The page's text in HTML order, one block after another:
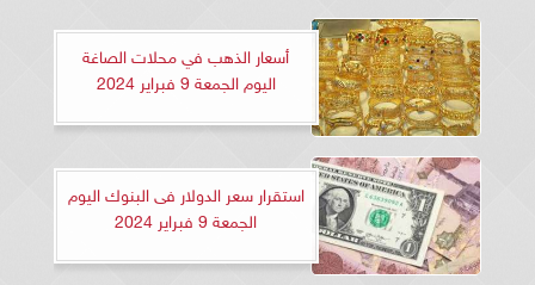
أسعار الذهب في محلات الصاغة
اليوم الجمعة 9 فبراير 2024
استقرار سعر الدولار فى البنوك اليوم
الجمعة 9 فبراير 2024